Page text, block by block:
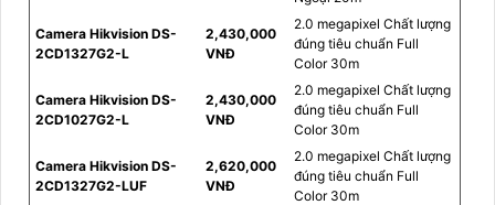
Camera Hikvision DS-
2CD1327G2-L
2,430,000
VNĐ
2.0 megapixel Chất lượng
đúng tiêu chuẩn Full
Color 30m
Camera Hikvision DS-
2CD1027G2-L
2,430,000
VNĐ
2.0 megapixel Chất lượng
đúng tiêu chuẩn Full
Color 30m
Camera Hikvision DS-
2CD1327G2-LUF
2,620,000
VNĐ
2.0 megapixel Chất lượng
đúng tiêu chuẩn Full
Color 30m